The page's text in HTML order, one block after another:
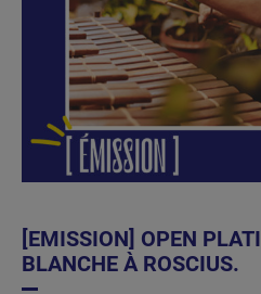
[EMISSION] OPEN
BLANCHE À ROSCIUS.